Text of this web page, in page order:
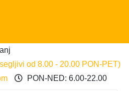
od 8.00 - 20.00 PON-PET)
PON-NED: 6.00-22.00